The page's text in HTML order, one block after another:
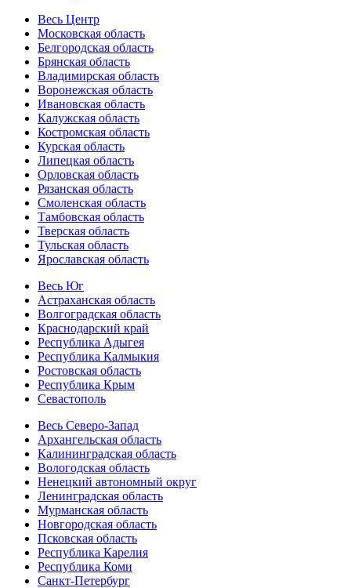
Весь Центр
Московская область
Белгородская область
Брянская область
Владимирская область
Воронежская область
Ивановская область
Калужская область
Костромская область
Курская область
Липецкая область
Орловская область
Рязанская область
Смоленская область
Тамбовская область
Тверская область
Тульская область
Ярославская область
Весь Юг
Астраханская область
Волгоградская область
Краснодарский край
Республика Адыгея
Республика Калмыкия
Ростовская область
Республика Крым
Севастополь
Весь Северо-Запад
Архангельская область
Калининградская область
Вологодская область
Ненецкий автономный округ
Ленинградская область
Мурманская область
Новгородская область
Псковская область
Республика Карелия
Республика Коми
Санкт-Петербург